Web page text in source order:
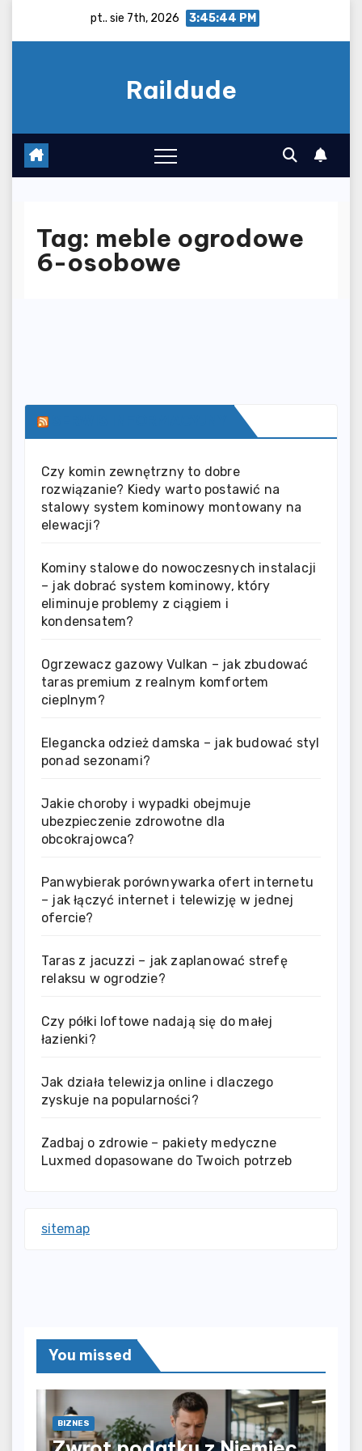
pt.. sie 7th, 2026 3:45:45 PM
Raildude
Tag: meble ogrodowe
6-osobowe
Czy komin zewnętrzny to dobre
rozwiązanie? Kiedy warto postawić na
stalowy system kominowy montowany na
elewacji?
Kominy stalowe do nowoczesnych instalacji
– jak dobrać system kominowy, który
eliminuje problemy z ciągiem i
kondensatem?
Ogrzewacz gazowy Vulkan – jak zbudować
taras premium z realnym komfortem
cieplnym?
Elegancka odzież damska – jak budować styl
ponad sezonami?
Jakie choroby i wypadki obejmuje
ubezpieczenie zdrowotne dla
obcokrajowca?
Panwybierak porównywarka ofert internetu
– jak łączyć internet i telewizję w jednej
ofercie?
Taras z jacuzzi – jak zaplanować strefę
relaksu w ogrodzie?
Czy półki loftowe nadają się do małej
łazienki?
Jak działa telewizja online i dlaczego
zyskuje na popularności?
Zadbaj o zdrowie – pakiety medyczne
Luxmed dopasowane do Twoich potrzeb
sitemap
You missed
BIZNES